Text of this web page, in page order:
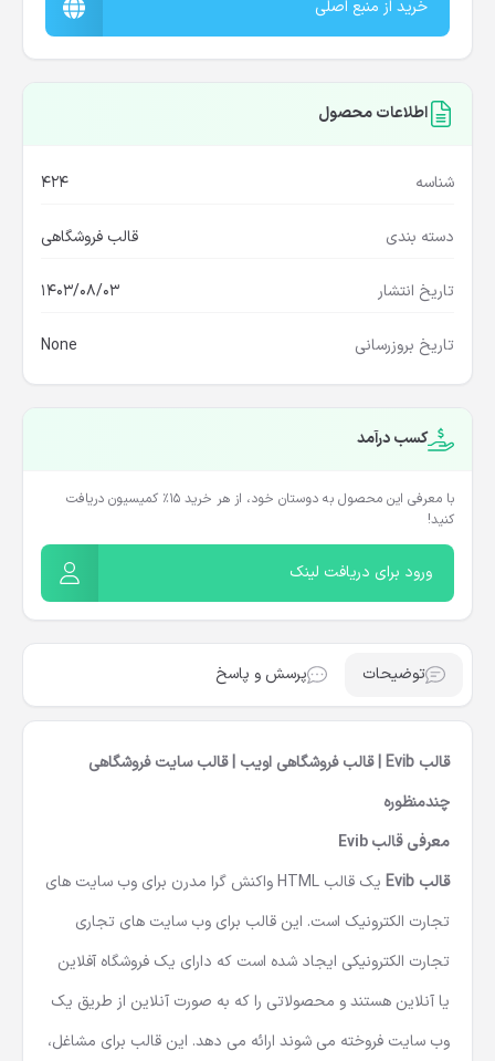
خرید از منبع اصلی
اطلاعات محصول
شناسه 424
دسته بندی قالب فروشگاهی
تاریخ انتشار 1403/08/03
تاریخ بروزرسانی None
کسب درآمد
با معرفی این محصول به دوستان خود، از هر خرید ۱۵٪ کمیسیون دریافت
کنید!
ورود برای دریافت لینک
توضیحات پرسش و پاسخ
قالب Evib| قالب فروشگاهی اویب | قالب سایت فروشگاهی
چندمنظوره
معرفی قالب Evib
قالب Evib
یک قالب HTML واکنش گرا مدرن برای وب سایت های
تجارت الکترونیک است. این قالب برای وب سایت های تجاری
تجارت الکترونیکی ایجاد شده است که دارای یک فروشگاه آفلاین
یا آنلاین هستند و محصولاتی را که به صورت آنلاین از طریق یک
وب سایت فروخته می شوند ارائه می دهد. این قالب برای مشاغل،